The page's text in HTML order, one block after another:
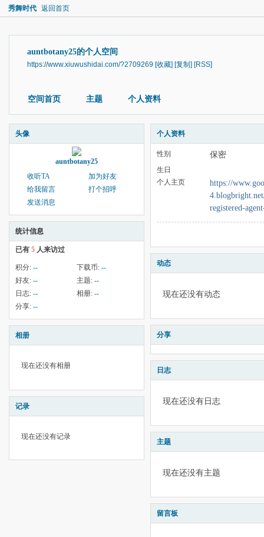
秀舞时代 返回首页
auntbotany25的个人空间
https://www.xiuwushidai.com/?2709269 [收藏] [复制] [RSS]
空间首页 主题 个人资料
头像
auntbotany25
收听TA
加为好友
给我留言
打个招呼
发送消息
统计信息
已有 5 人来访过
积分: -- 下载币: --
好友: -- 主题: --
日志: -- 相册: --
分享: --
相册
现在还没有相册
记录
现在还没有记录
个人资料
性别 保密
生日
个人主页
https://
registered-
动态
现在还没有动态
分享
日志
现在还没有日志
主题
现在还没有主题
留言板